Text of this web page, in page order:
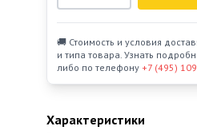
Характеристики
🚚 Стоимость и условия
и типа товара. Узнать
либо по телефону +7 (495)